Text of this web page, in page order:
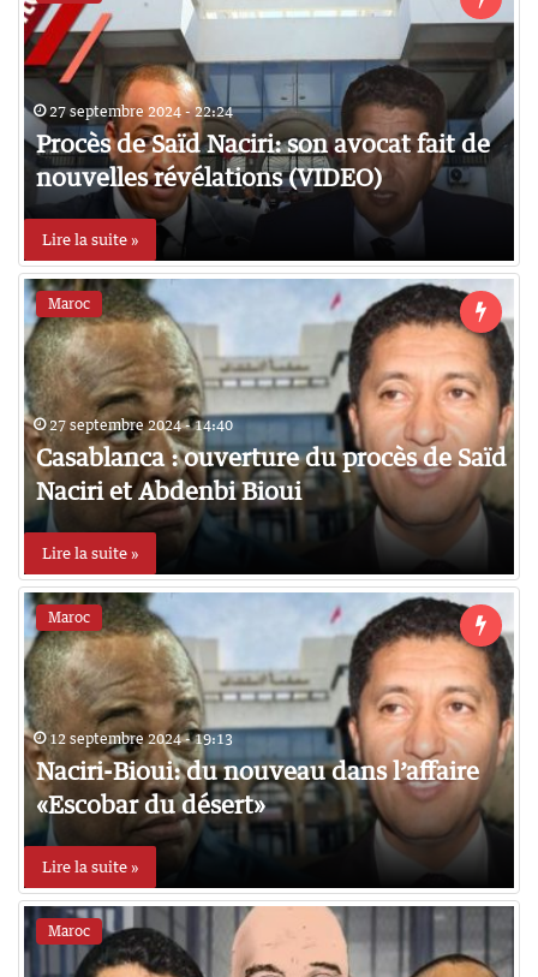
27 septembre 2024 - 22:24
Procès de Saïd Naciri: son avocat fait de
nouvelles révélations (VIDEO)
Lire la suite »
Maroc
27 septembre 2024 - 14:40
Casablanca : ouverture du procès de Saïd
Naciri et Abdenbi Bioui
Lire la suite »
Maroc
12 septembre 2024 - 19:13
Naciri-Bioui: du nouveau dans l’affaire
«Escobar du désert»
Lire la suite »
Maroc